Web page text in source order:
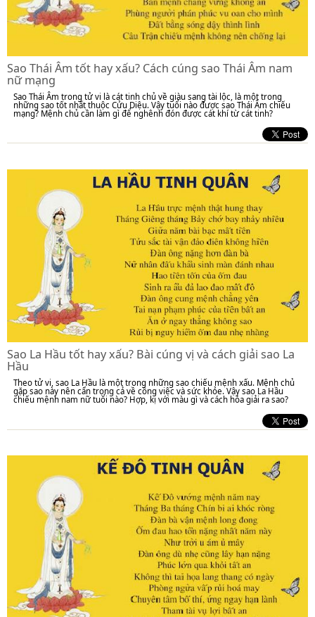
Sao Thái Âm tốt hay xấu? Cách cúng sao Thái Âm nam
nữ mạng
Sao Thái Âm trong tử vi là cát tinh chủ về giàu sang tài lộc, là một trong
những sao tốt nhất thuộc Cửu Diệu. Vậy tuổi nào được sao Thái Âm chiếu
mạng? Mệnh chủ cần làm gì để nghênh đón được cát khí từ cát tinh?
Sao La Hầu tốt hay xấu? Bài cúng vị và cách giải sao La
Hầu
Theo tử vi, sao La Hầu là một trong những sao chiếu mệnh xấu. Mệnh chủ
gặp sao này nên cẩn trọng cả về công việc và sức khỏe. Vậy sao La Hầu
chiếu mệnh nam nữ tuổi nào? Hợp, kị với màu gì và cách hóa giải ra sao?